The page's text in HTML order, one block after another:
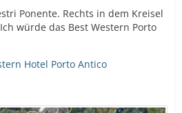
Ponente. Rechts in dem Kreisel
würde das Best Western Porto
Hotel Porto Antico